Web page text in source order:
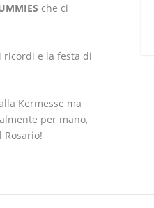
che ci
ricordi e la festa di
Kermesse ma
per mano,